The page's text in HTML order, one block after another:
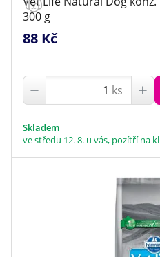
300 g
88 Kč
ks
Skladem
ve středu 12. 8. u vás, pozítří na